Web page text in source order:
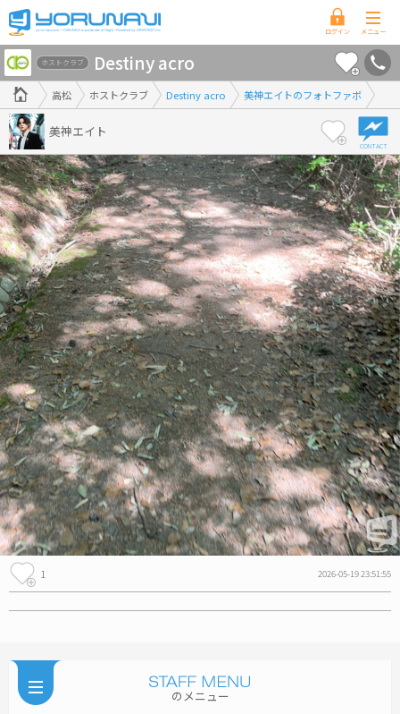
香
川
県
版
高松 ホストクラブ Destiny acro 美神エイトのフォトファボ
ホストクラブ Destiny acro
美神エイト
1 2026-05-19 23:51:55
のメニュー